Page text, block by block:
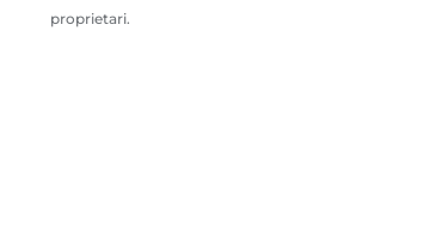
proprietari.